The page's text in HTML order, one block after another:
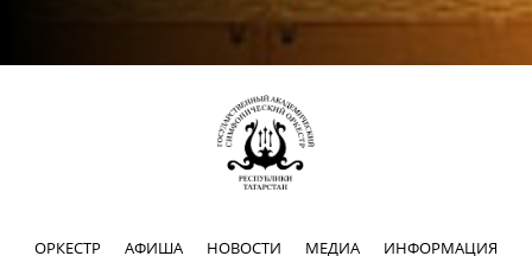
ОРКЕСТР АФИША НОВОСТИ МЕДИА ИНФОРМАЦИЯ